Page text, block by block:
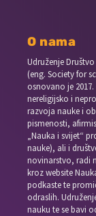
O nama
Udruženje
(eng. Society for
osnovano je
nereligijsko i
razvoja nauke i
pismenosti,
„Nauka i svijet“
nauke), ali i
novinarstvo, radi
kroz website
podkaste te
odraslih.
nauku te se bavi